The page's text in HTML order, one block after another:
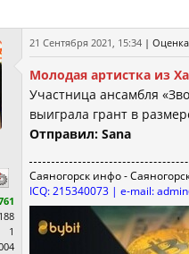
1
21 Сентября 2021, 15:34 |
Молодая артистка из
Участница ансамбля
выиграла грант в
Отправил: Sana
Саяногорск инфо -
ICQ: 215340073 | e-mail: